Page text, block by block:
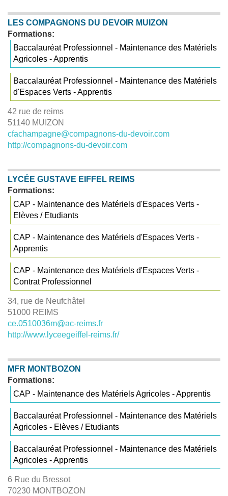
LES COMPAGNONS DU DEVOIR MUIZON
Formations:
Baccalauréat Professionnel - Maintenance des Matériels
Agricoles - Apprentis
Baccalauréat Professionnel - Maintenance des Matériels
d'Espaces Verts - Apprentis
42 rue de reims
51140 MUIZON
cfachampagne@compagnons-du-devoir.com
http://compagnons-du-devoir.com
LYCÉE GUSTAVE EIFFEL REIMS
Formations:
CAP - Maintenance des Matériels d'Espaces Verts -
Elèves / Etudiants
CAP - Maintenance des Matériels d'Espaces Verts -
Apprentis
CAP - Maintenance des Matériels d'Espaces Verts -
Contrat Professionnel
34, rue de Neufchâtel
51000 REIMS
ce.0510036m@ac-reims.fr
http://www.lyceegeiffel-reims.fr/
MFR MONTBOZON
Formations:
CAP - Maintenance des Matériels Agricoles - Apprentis
Baccalauréat Professionnel - Maintenance des Matériels
Agricoles - Elèves / Etudiants
Baccalauréat Professionnel - Maintenance des Matériels
Agricoles - Apprentis
6 Rue du Bressot
70230 MONTBOZON